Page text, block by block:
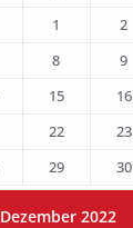
Dezember 2022
1
2
8 9
15 16
22 23
29 30